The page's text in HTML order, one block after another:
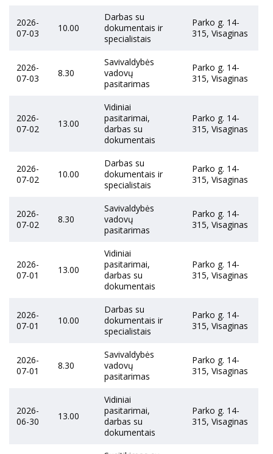
2026-
07-03
10.00
Darbas su
dokumentais ir
specialistais
Parko g. 14-
315, Visaginas
2026-
07-03
8.30
Savivaldybės
vadovų
pasitarimas
Parko g. 14-
315, Visaginas
2026-
07-02
13.00
Vidiniai
pasitarimai,
darbas su
dokumentais
Parko g. 14-
315, Visaginas
2026-
07-02
10.00
Darbas su
dokumentais ir
specialistais
Parko g. 14-
315, Visaginas
2026-
07-02
8.30
Savivaldybės
vadovų
pasitarimas
Parko g. 14-
315, Visaginas
2026-
07-01
13.00
Vidiniai
pasitarimai,
darbas su
dokumentais
Parko g. 14-
315, Visaginas
2026-
07-01
10.00
Darbas su
dokumentais ir
specialistais
Parko g. 14-
315, Visaginas
2026-
07-01
8.30
Savivaldybės
vadovų
pasitarimas
Parko g. 14-
315, Visaginas
2026-
06-30
13.00
Vidiniai
pasitarimai,
darbas su
dokumentais
Parko g. 14-
315, Visaginas